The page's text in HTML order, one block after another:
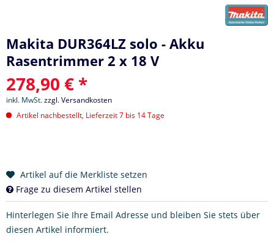
Makita DUR364LZ solo - Akku
Rasentrimmer 2 x 18 V
278,90 € *
inkl. MwSt.zzgl. Versandkosten
Artikel nachbestellt, Lieferzeit 7 bis 14 Tage
Artikel auf die Merkliste setzen
Frage zu diesem Artikel stellen
Hinterlegen Sie Ihre Email Adresse und bleiben Sie stets über
diesen Artikel informiert.